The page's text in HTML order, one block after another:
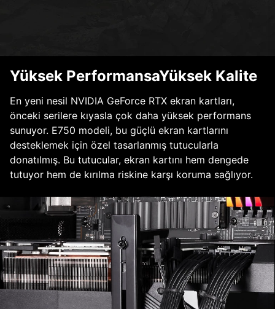
Yüksek PerformansaYüksek Kalite
En yeni nesil NVIDIA GeForce RTX ekran kartları,
önceki serilere kıyasla çok daha yüksek performans
sunuyor. E750 modeli, bu güçlü ekran kartlarını
desteklemek için özel tasarlanmış tutucularla
donatılmış. Bu tutucular, ekran kartını hem dengede
tutuyor hem de kırılma riskine karşı koruma sağlıyor.